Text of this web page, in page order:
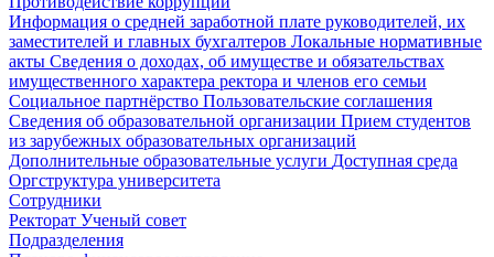
Информация о средней заработной плате руководителей, их
заместителей и главных бухгалтеров Локальные нормативные
акты Сведения о доходах, об имуществе и обязательствах
имущественного характера ректора и членов его семьи
Социальное партнёрство Пользовательские соглашения
Сведения об образовательной организации Прием студентов
из зарубежных образовательных организаций
Дополнительные образовательные услуги Доступная среда
Оргструктура университета
Сотрудники
Ректорат Ученый совет
Подразделения